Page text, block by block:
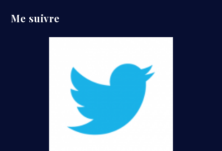
Me suivre